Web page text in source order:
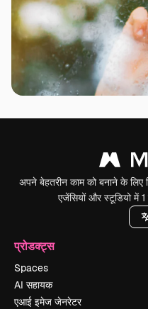
अपने बेहतरीन काम को बनाने के लिए
एजेंसियों और स्टूडियो में 1
प्रोडक्ट्स
Spaces
AI सहायक
एआई इमेज जेनरेटर